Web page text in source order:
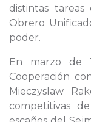
distintas
Obrero
poder.
En marzo de
Cooperación
Mieczyslaw
competitivas